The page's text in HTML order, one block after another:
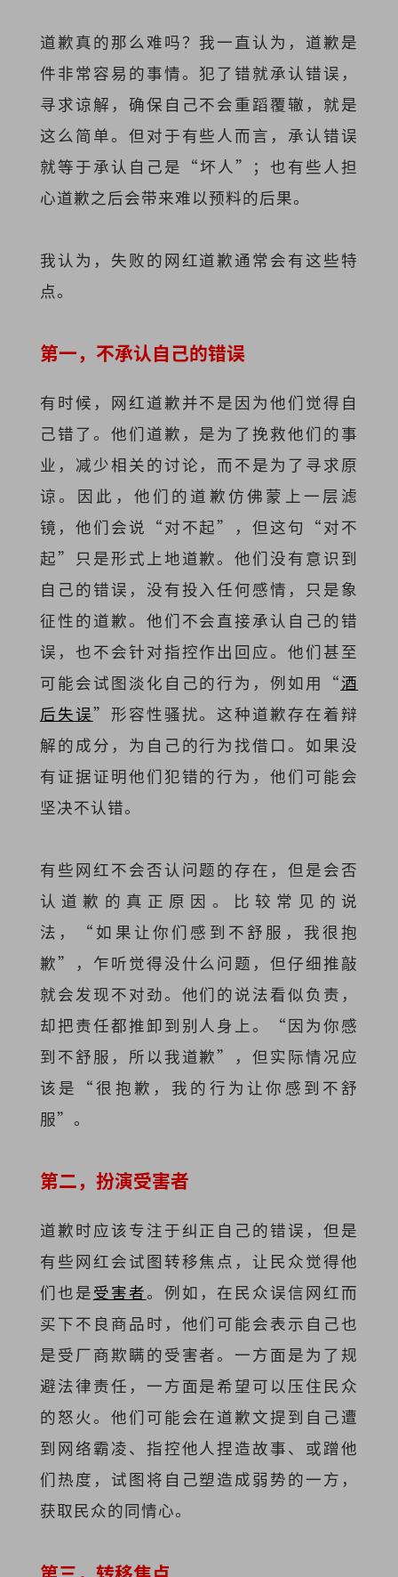
道歉真的那么难吗？我一直认为，道歉是
件非常容易的事情。犯了错就承认错误，
寻求谅解，确保自己不会重蹈覆辙，就是
这么简单。但对于有些人而言，承认错误
就等于承认自己是“坏人”；也有些人担
心道歉之后会带来难以预料的后果。
我认为，失败的网红道歉通常会有这些特
点。
第一，不承认自己的错误
有时候，网红道歉并不是因为他们觉得自
己错了。他们道歉，是为了挽救他们的事
业，减少相关的讨论，而不是为了寻求原
谅。因此，他们的道歉仿佛蒙上一层滤
镜，他们会说“对不起”，但这句“对不
起”只是形式上地道歉。他们没有意识到
自己的错误，没有投入任何感情，只是象
征性的道歉。他们不会直接承认自己的错
误，也不会针对指控作出回应。他们甚至
可能会试图淡化自己的行为，例如用“酒
后失误”形容性骚扰。这种道歉存在着辩
解的成分，为自己的行为找借口。如果没
有证据证明他们犯错的行为，他们可能会
坚决不认错。
有些网红不会否认问题的存在，但是会否
认道歉的真正原因。比较常见的说
法，“如果让你们感到不舒服，我很抱
歉”，乍听觉得没什么问题，但仔细推敲
就会发现不对劲。他们的说法看似负责，
却把责任都推卸到别人身上。“因为你感
到不舒服，所以我道歉”，但实际情况应
该是“很抱歉，我的行为让你感到不舒
服”。
第二，扮演受害者
道歉时应该专注于纠正自己的错误，但是
有些网红会试图转移焦点，让民众觉得他
们也是受害者。例如，在民众误信网红而
买下不良商品时，他们可能会表示自己也
是受厂商欺瞒的受害者。一方面是为了规
避法律责任，一方面是希望可以压住民众
的怒火。他们可能会在道歉文提到自己遭
到网络霸凌、指控他人捏造故事、或蹭他
们热度，试图将自己塑造成弱势的一方，
获取民众的同情心。